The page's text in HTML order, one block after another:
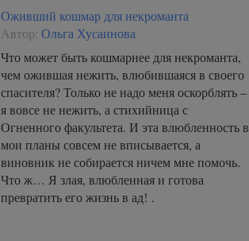
Оживший кошмар для некроманта
Автор: Ольга Хусаинова
Что может быть кошмарнее для некроманта,
чем ожившая нежить, влюбившаяся в своего
спасителя? Только не надо меня оскорблять –
я вовсе не нежить, а стихийница с
Огненного факультета. И эта влюбленность в
мои планы совсем не вписывается, а
виновник не собирается ничем мне помочь.
Что ж… Я злая, влюбленная и готова
превратить его жизнь в ад! .